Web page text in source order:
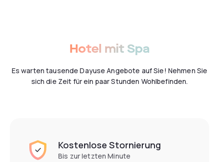
Hotel mit Spa
Es warten tausende Dayuse Angebote auf Sie! Nehmen Sie
sich die Zeit für ein paar Stunden Wohlbefinden.
Kostenlose Stornierung
Bis zur letzten Minute